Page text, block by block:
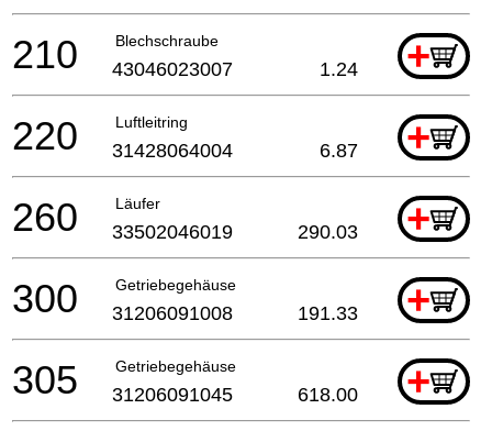
Blechschraube +
210 43046023007 1.24
Luftleitring +
220 31428064004 6.87
Läufer +
260 33502046019 290.03
Getriebegehäuse +
300 31206091008 191.33
Getriebegehäuse +
305 31206091045 618.00